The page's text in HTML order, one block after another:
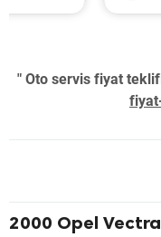
" Oto servis fiyat
2000 Opel